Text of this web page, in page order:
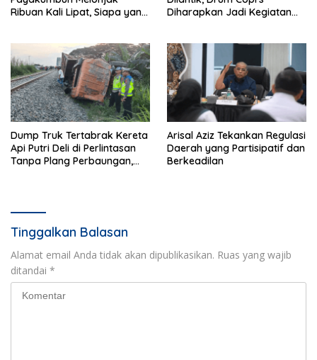
Ribuan Kali Lipat, Siapa yang
Diharapkan Jadi Kegiatan
Dump Truk Tertabrak Kereta
Api Putri Deli di Perlintasan
Tanpa Plang Perbaungan,
Arisal Aziz Tekankan Regulasi
Daerah yang Partisipatif dan
Berkeadilan
Tinggalkan Balasan
Alamat email Anda tidak akan dipublikasikan. Ruas yang wajib
ditandai *